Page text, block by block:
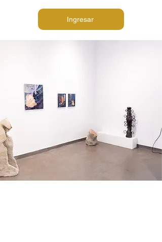
Ingresar